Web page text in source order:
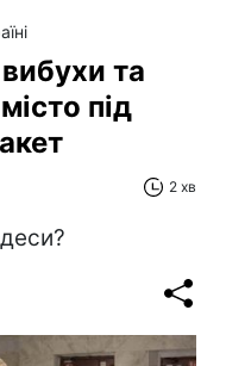
та
під
2 хв